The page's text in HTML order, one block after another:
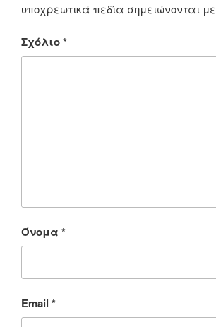
υποχρεωτικά πεδία σημειώνονται με
Σχόλιο*
Όνομα *
Email *